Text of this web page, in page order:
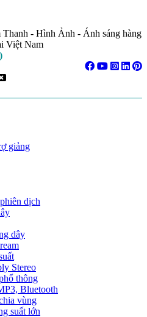
- Hình Ảnh - Ánh sáng hàng
Việt Nam
giảng
dịch
dây
Stereo
thông
Bluetooth
vùng
suất lớn